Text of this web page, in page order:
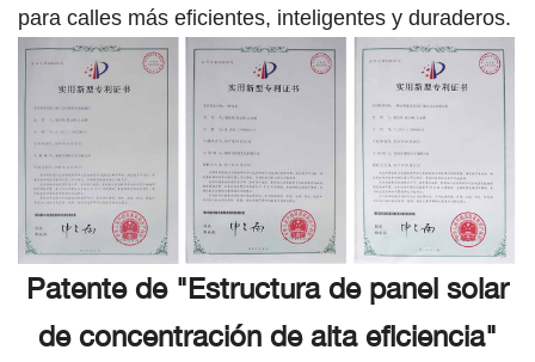
para calles más eficientes, inteligentes y duraderos.
Patente de "Estructura de panel solar
de concentración de alta eficiencia"